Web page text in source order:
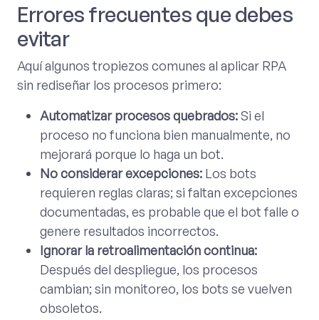
Errores frecuentes que debes
evitar
Aquí algunos tropiezos comunes al aplicar RPA
sin rediseñar los procesos primero:
Automatizar procesos quebrados:Si el
proceso no funciona bien manualmente, no
mejorará porque lo haga un bot.
No considerar excepciones: Los bots
requieren reglas claras; si faltan excepciones
documentadas, es probable que el bot falle o
genere resultados incorrectos.
Ignorar la retroalimentación continua:
Después del despliegue, los procesos
cambian; sin monitoreo, los bots se vuelven
obsoletos.